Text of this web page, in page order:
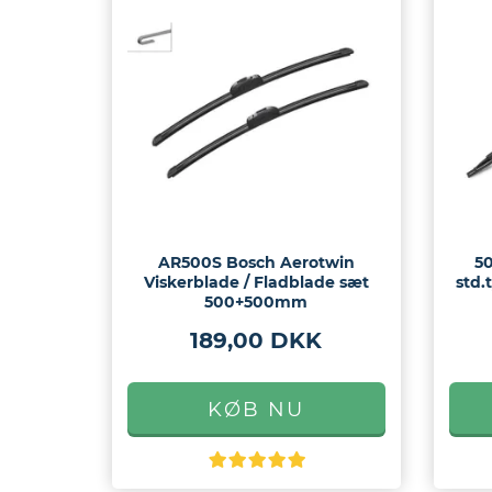
AR500S Bosch Aerotwin
Viskerblade / Fladblade sæt
500+500mm
189,00 DKK